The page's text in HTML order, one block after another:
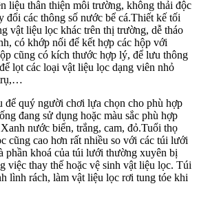
liệu thân thiện môi trường, không thải độc
đổi các thông số nước bể cá.Thiết kế tối
vật liệu lọc khác trên thị trường, dễ tháo
có khớp nối để kết hợp các hộp với
cũng có kích thước hợp lý, để lưu thông
lọt các loại vật liệu lọc dạng viên nhỏ
để quý người chơi lựa chọn cho phù hợp
đang sử dụng hoặc màu sắc phù hợp
nước biển, trắng, cam, đỏ.Tuổi thọ
cũng cao hơn rất nhiều so với các túi lưới
phần khoá của túi lưới thường xuyên bị
việc thay thế hoặc vệ sinh vật liệu lọc. Túi
lình rách, làm vật liệu lọc rơi tung tóe khi